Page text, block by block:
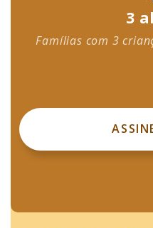
3
Famílias com 3